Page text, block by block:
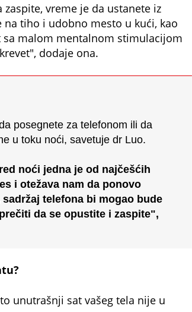
vreme je da ustanete iz
na tiho i udobno mesto u kući, kao
sa malom mentalnom stimulacijom
dodaje ona.
posegnete za telefonom ili da
u toku noći, savetuje dr Luo.
noći jedna je od najčešćih
i otežava nam da ponovo
telefona bi mogao bude
da se opustite i zaspite",
unutrašnji sat vašeg tela nije u